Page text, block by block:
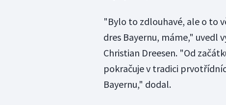
"Bylo to zdlouhavé, ale o to
dres Bayernu, máme," uvedl
Christian Dreesen. "Od
pokračuje v tradici
Bayernu," dodal.